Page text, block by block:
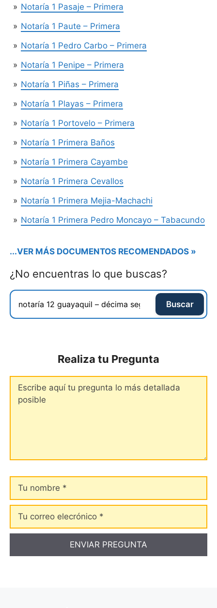
Notaría 1 Pasaje – Primera
Notaría 1 Paute – Primera
Notaría 1 Pedro Carbo – Primera
Notaría 1 Penipe – Primera
Notaría 1 Piñas – Primera
Notaría 1 Playas – Primera
Notaría 1 Portovelo – Primera
Notaría 1 Primera Baños
Notaría 1 Primera Cayambe
Notaría 1 Primera Cevallos
Notaría 1 Primera Mejia-Machachi
Notaría 1 Primera Pedro Moncayo – Tabacundo
...VER MÁS DOCUMENTOS RECOMENDADOS »
¿No encuentras lo que buscas?
Buscar
Realiza tu Pregunta
nombre
Tu
correo
elecrónico